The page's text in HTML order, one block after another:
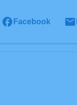
Facebook